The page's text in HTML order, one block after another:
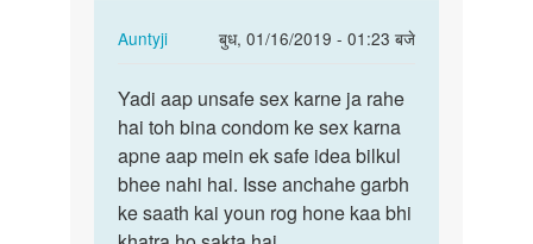
Auntyji
बुध, 01/16/2019 - 01:23 बजे
In
to
Aunty
ji
mai
apni
gf
Yadi
aap
unsafe
sex
karne
ja…
Yadi aap unsafe sex karne ja rahe
hai toh bina condom ke sex karna
apne aap mein ek safe idea bilkul
bhee nahi hai. Isse anchahe garbh
ke saath kai youn rog hone kaa bhi